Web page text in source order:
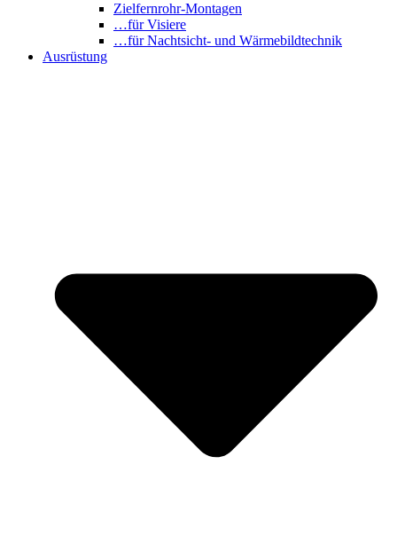
Zielfernrohr-Montagen
…für Visiere
…für Nachtsicht- und Wärmebildtechnik
Ausrüstung